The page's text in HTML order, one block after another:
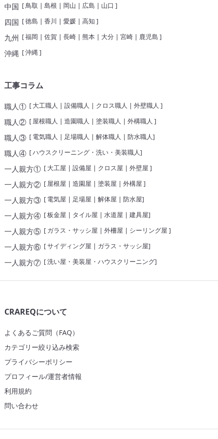
中国 [鳥取 | 島根 | 岡山 | 広島 | 山口 ]
四国 [徳島 | 香川 | 愛媛| 高知 ]
九州 [福岡 | 佐賀 | 長崎| 熊本| 大分 | 宮崎| 鹿児島 ]
沖縄 [沖縄]
工事コラム
職人①[ 大工職人 | 設備職人 | クロス職人 | 外壁職人 ]
職人②[ 屋根職人 | 造園職人 | 塗装職人 | 外構職人 ]
職人③[ 電気職人 | 足場職人 | 解体職人 | 防水職人]
職人④[ハウスクリーニング・洗い・美装職人]
一人親方①[ 大工屋 | 設備屋 | クロス屋 | 外壁屋 ]
一人親方②[ 屋根屋 | 造園屋 | 塗装屋 | 外構屋 ]
一人親方③[ 電気屋 | 足場屋 | 解体屋 | 防水屋]
一人親方④[板金屋 | タイル屋 | 水道屋 | 建具屋]
一人親方⑤[ ガラス・サッシ屋 | 外柵屋 | シーリング屋 ]
一人親方⑥[サイディング屋 | ガラス・サッシ屋]
一人親方⑦[洗い屋・美装屋・ハウスクリーニング]
CRAREQについて
よくあるご質問（FAQ）
カテゴリー絞り込み検索
プライバシーポリシー
プロフィール/運営者情報
利用規約
問い合わせ